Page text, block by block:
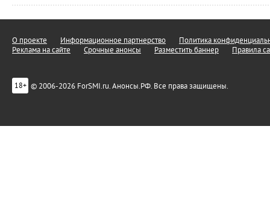
О проекте Информационное партнерство
Политика
Реклама на сайте
Срочные анонсы Разместить баннер Правила
18+ © 2006-2026 ForSMI.ru. Анонсы.РФ. Все права защищены.